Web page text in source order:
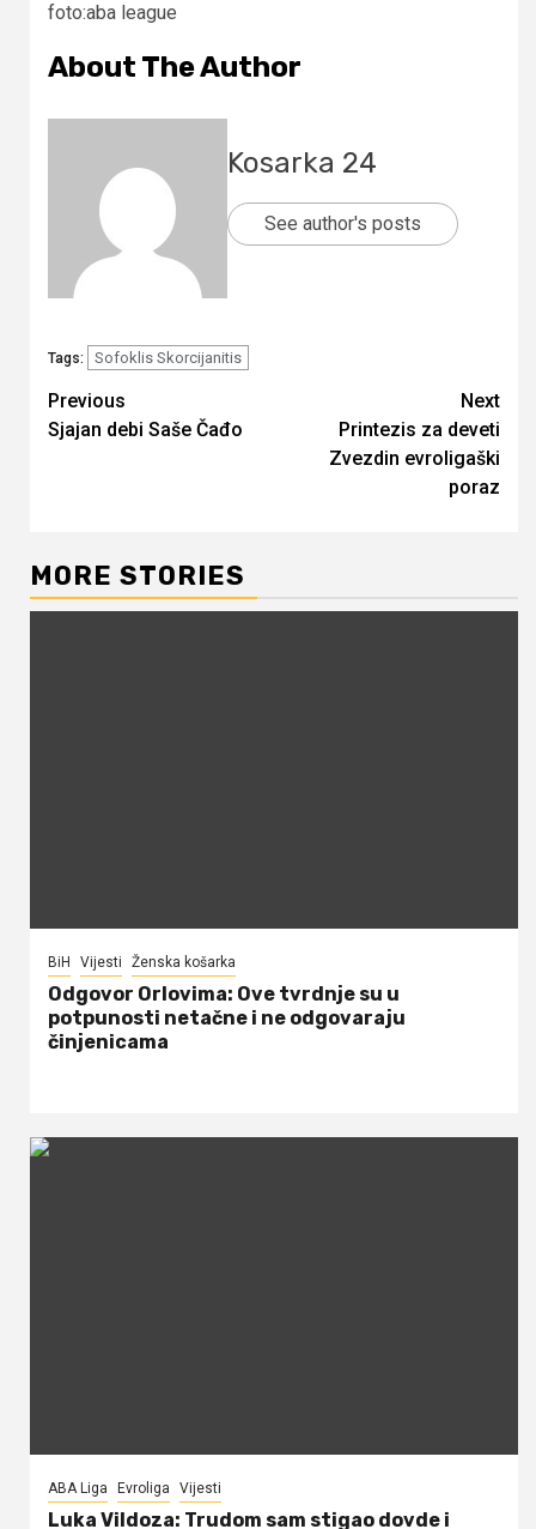
foto:aba league
About The Author
Kosarka 24
See author's posts
Tags: Sofoklis Skorcijanitis
Continue
Reading
Previous
Sjajan debi Saše Čađo
Next
Printezis za deveti
Zvezdin evroligaški
poraz
MORE STORIES
BiH Vijesti Ženska košarka
Odgovor Orlovima: ​Ove tvrdnje su u
potpunosti netačne i ne odgovaraju
činjenicama
ABA Liga Evroliga Vijesti
Luka Vildoza: Trudom sam stigao dovde i